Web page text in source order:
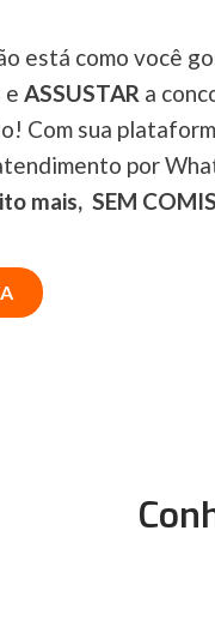
está como você
e ASSUSTAR a
Com sua
por
mais, SEM